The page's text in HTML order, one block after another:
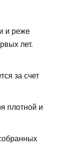
и реже
лет.
за счет
плотной и